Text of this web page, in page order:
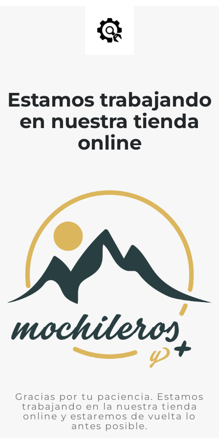
Estamos trabajando
en nuestra tienda
online
Gracias por tu paciencia. Estamos
trabajando en la nuestra tienda
online y estaremos de vuelta lo
antes posible.